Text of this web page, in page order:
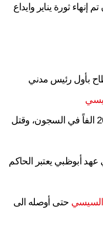
ثورة يناير وايداع
بأول رئيس مدني
حتى اصبح رئيساً وأودع أكثر من 20 الفاً في السجون، وقتل
أبوظبي يعتبر الحاكم
السيسي حتى أوصله الى